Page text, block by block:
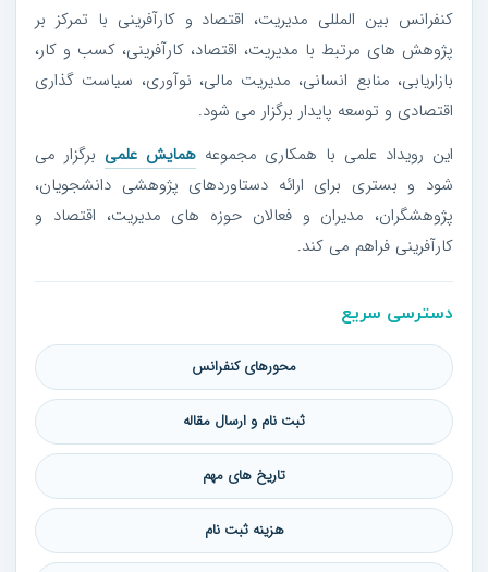
کنفرانس بین المللی مدیریت، اقتصاد و کارآفرینی با تمرکز بر
پژوهش های مرتبط با مدیریت، اقتصاد، کارآفرینی، کسب و کار،
بازاریابی، منابع انسانی، مدیریت مالی، نوآوری، سیاست گذاری
اقتصادی و توسعه پایدار برگزار می شود.
این رویداد علمی با همکاری مجموعههمایش علمی برگزار می
شود و بستری برای ارائه دستاوردهای پژوهشی دانشجویان،
پژوهشگران، مدیران و فعالان حوزه های مدیریت، اقتصاد و
کارآفرینی فراهم می کند.
دسترسی سریع
محورهای کنفرانس
ثبت نام و ارسال مقاله
تاریخ های مهم
هزینه ثبت نام